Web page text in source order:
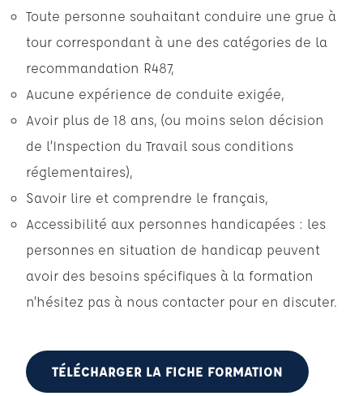
Toute personne souhaitant conduire une grue à
tour correspondant à une des catégories de la
recommandation R487,
Aucune expérience de conduite exigée,
Avoir plus de 18 ans, (ou moins selon décision
de l’Inspection du Travail sous conditions
réglementaires),
Savoir lire et comprendre le français,
Accessibilité aux personnes handicapées : les
personnes en situation de handicap peuvent
avoir des besoins spécifiques à la formation
n’hésitez pas à nous contacter pour en discuter.
TÉLÉCHARGER LA FICHE FORMATION